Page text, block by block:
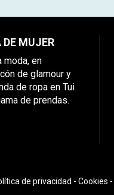
MUJER
moda, en
de glamour y
de ropa en Tui
de prendas.
de privacidad - Cookies -